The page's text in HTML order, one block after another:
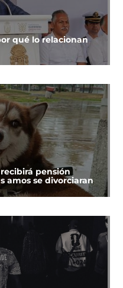
qué lo relacionan
pensión
amos se divorciaran